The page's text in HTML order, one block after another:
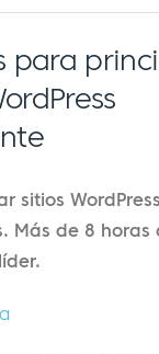
para
sitios WordPress
Más de 8 horas